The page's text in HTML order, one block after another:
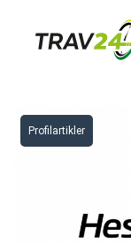
Profilartikler